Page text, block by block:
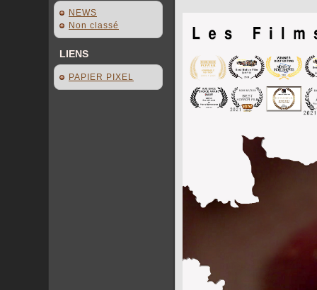
NEWS
Non classé
LIENS
PAPIER PIXEL